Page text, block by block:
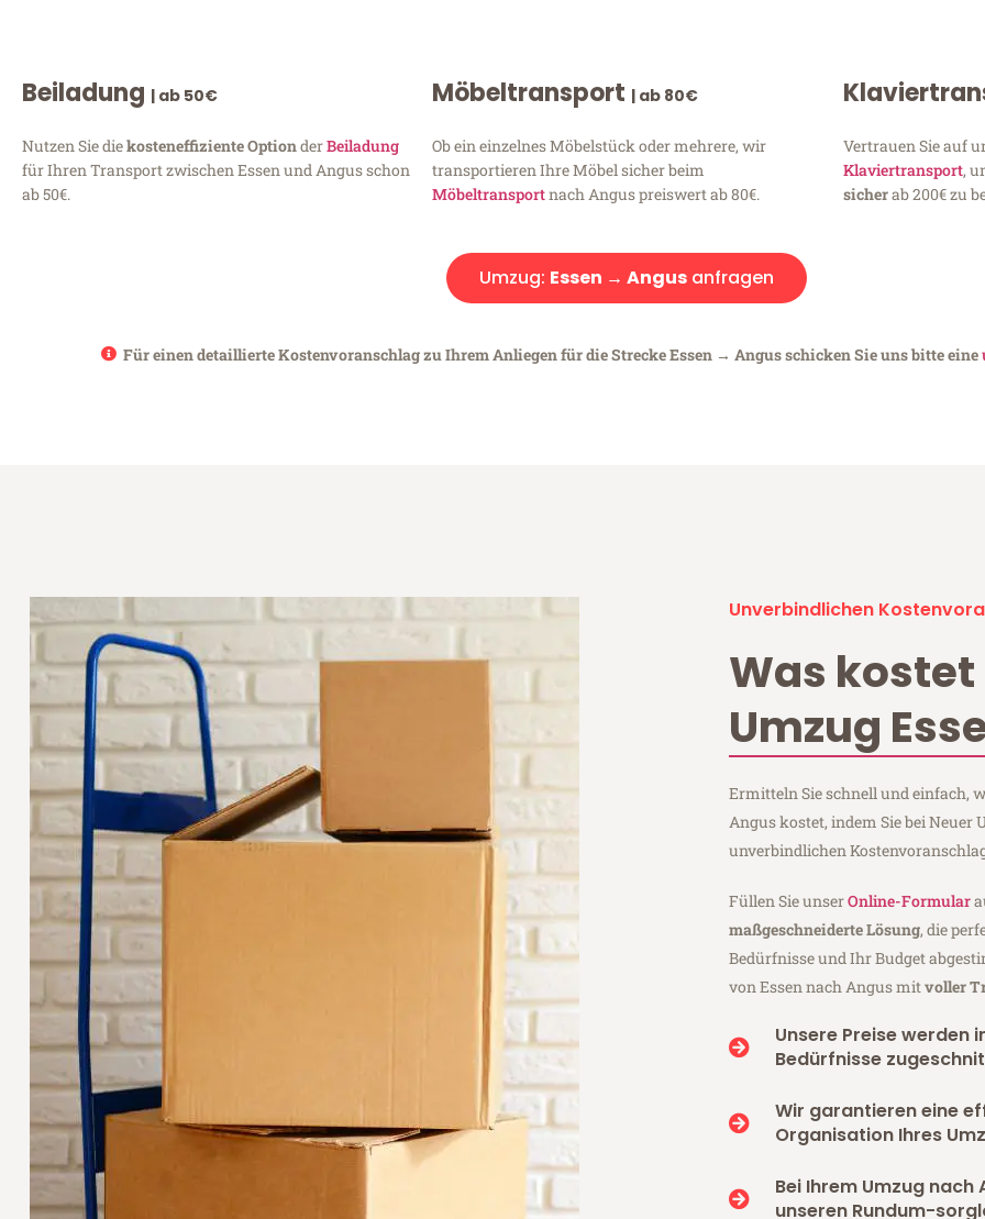
Beiladung | ab 50€
Nutzen Sie diekosteneffiziente OptionderBeiladung
für Ihren Transport zwischen Essen und Angus schon
ab 50€.
Möbeltransport | ab 80€
Ob ein einzelnes Möbelstück oder mehrere, wir
transportieren Ihre Möbel sicher beim
Möbeltransportnach Angus preiswert ab 80€.
Vertrauen Sie auf
Klaviertransport,
sicherab 200€ zu
Umzug: Essen → Angus anfragen
Für einen detaillierte Kostenvoranschlag zu Ihrem Anliegen für die Strecke Essen → Angus schicken Sie uns bitte eine
Unverbindlichen
Was kostet
Umzug
Ermitteln Sie schnell und einfach,
Angus kostet, indem Sie bei Neuer
unverbindlichen
Füllen Sie unserOnline-Formular
maßgeschneiderte Lösung, die
Bedürfnisse und Ihr Budget
von Essen nach Angus mitvoller
Unsere Preise werden
Bedürfnisse
Wir garantieren eine
Organisation Ihres
Bei Ihrem Umzug nach
unseren Rundum-